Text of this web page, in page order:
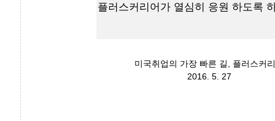
플러스커리어가 열심히 응원 하도록
미국취업의 가장 빠른 길, 플러스커
2016. 5. 27